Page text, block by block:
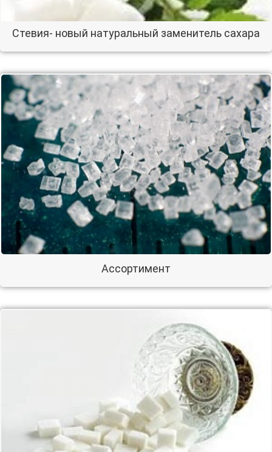
Cтевия- новый натуральный заменитель сахара
Ассортимент